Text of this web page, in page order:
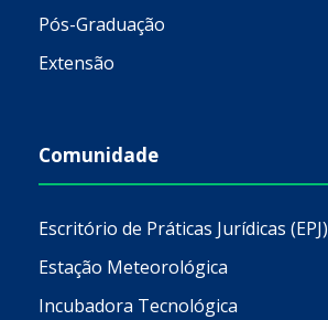
Pós-Graduação
Extensão
Comunidade
Escritório de Práticas Jurídicas (EPJ)
Estação Meteorológica
Incubadora Tecnológica